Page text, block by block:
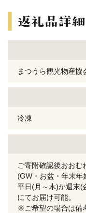
まつうら観光物産協
冷凍
ご寄附確認後おおむ
(GW・お盆・年末年
平日(月～木)か週末(
にてお届け可能。
※ご希望の場合は備